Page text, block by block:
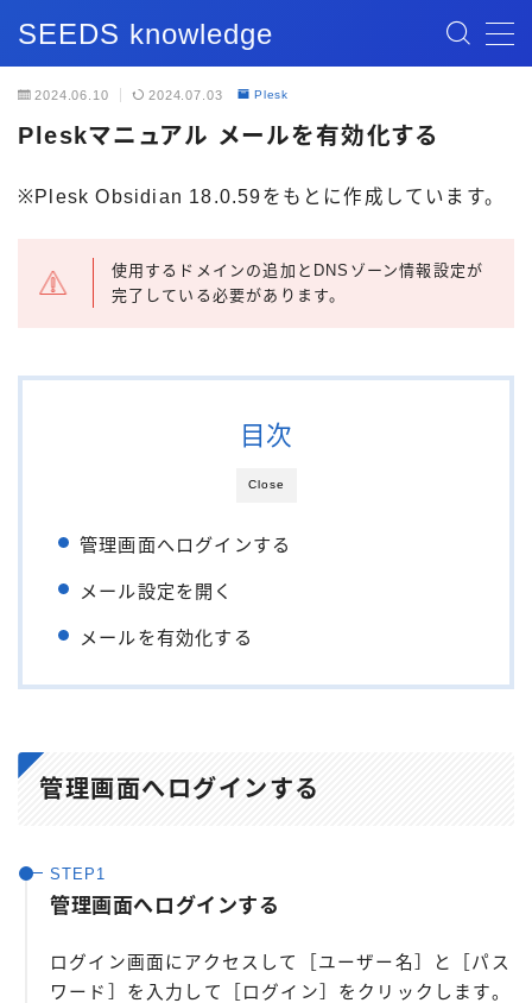
SEEDS knowledge
MENU
ブログ記事
お問い合わせ
2024.06.10 2024.07.03 Plesk
Pleskマニュアル メールを有効化する
※Plesk Obsidian 18.0.59をもとに作成しています。
使用するドメインの追加とDNSゾーン情報設定が
完了している必要があります。
Close
目次
管理画面へログインする
メール設定を開く
メールを有効化する
管理画面へログインする
管理画面へログインする
ログイン画面にアクセスして［ユーザー名］と［パス
ワード］を入力して［ログイン］をクリックします。